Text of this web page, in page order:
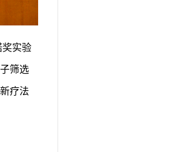
奖实验
筛选
疗法